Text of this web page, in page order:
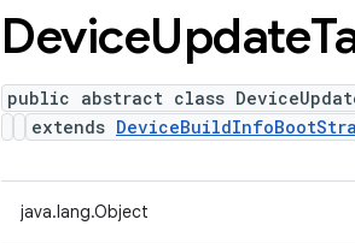
DeviceUpdate
public abstract class
extends
java.lang.Object